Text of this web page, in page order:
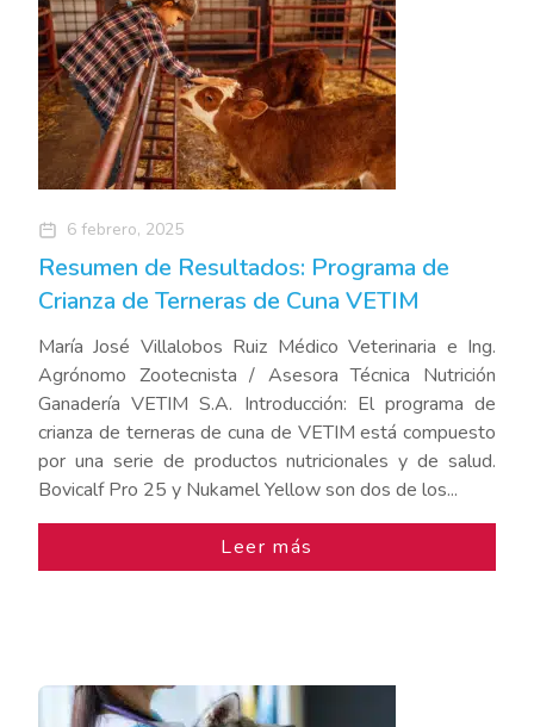
6 febrero, 2025
Resumen de Resultados: Programa de
Crianza de Terneras de Cuna VETIM
María José Villalobos Ruiz Médico Veterinaria e Ing.
Agrónomo Zootecnista / Asesora Técnica Nutrición
Ganadería VETIM S.A. Introducción: El programa de
crianza de terneras de cuna de VETIM está compuesto
por una serie de productos nutricionales y de salud.
Bovicalf Pro 25 y Nukamel Yellow son dos de los...
Leer más